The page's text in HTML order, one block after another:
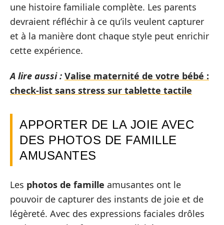
une histoire familiale complète. Les parents
devraient réfléchir à ce qu’ils veulent capturer
et à la manière dont chaque style peut enrichir
cette expérience.
A lire aussi : Valise maternité de votre bébé :
check-list sans stress sur tablette tactile
APPORTER DE LA JOIE AVEC
DES PHOTOS DE FAMILLE
AMUSANTES
Les photos de famille amusantes ont le
pouvoir de capturer des instants de joie et de
légèreté. Avec des expressions faciales drôles